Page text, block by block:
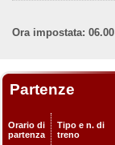
Ora impostata: 06.00
Partenze
Orario di
partenza
Tipo e n. di
treno